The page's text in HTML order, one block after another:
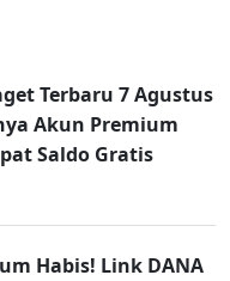
Terbaru 7 Agustus
Akun Premium
Saldo Gratis
Habis! Link DANA